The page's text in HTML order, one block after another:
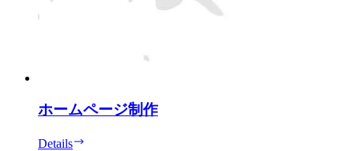
ホームページ制作
Details